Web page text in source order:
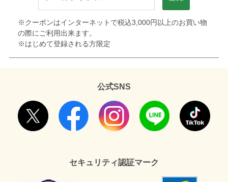
※クーポンはインターネットで税込3,000円以上のお買い物
の際にご利用出来ます。
※はじめて登録される方限定
公式SNS
セキュリティ認証マーク